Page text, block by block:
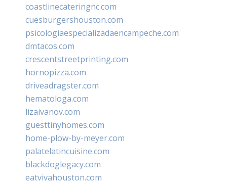
coastlinecateringnc.com
cuesburgershouston.com
psicologiaespecializadaencampeche.com
dmtacos.com
crescentstreetprinting.com
hornopizza.com
driveadragster.com
hematologa.com
lizaivanov.com
guesttinyhomes.com
home-plow-by-meyer.com
palatelatincuisine.com
blackdoglegacy.com
eatvivahouston.com